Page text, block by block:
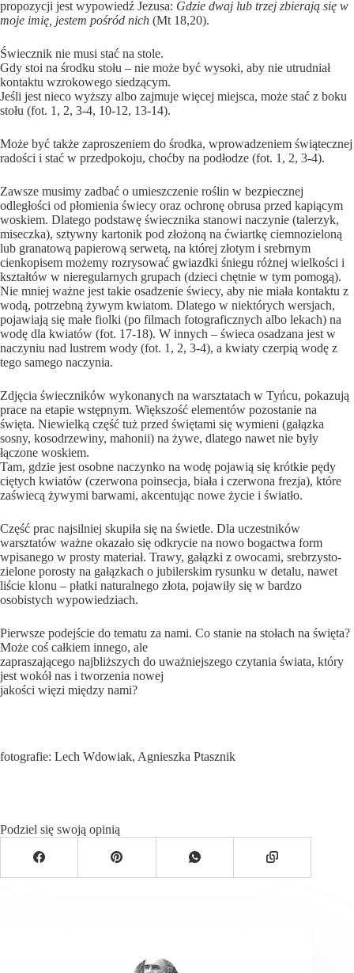
propozycji jest wypowiedź Jezusa: Gdzie dwaj lub trzej zbierają się w
moje imię, jestem pośród nich (Mt 18,20).
Świecznik nie musi stać na stole.
Gdy stoi na środku stołu – nie może być wysoki, aby nie utrudniał
kontaktu wzrokowego siedzącym.
Jeśli jest nieco wyższy albo zajmuje więcej miejsca, może stać z boku
stołu (fot. 1, 2, 3-4, 10-12, 13-14).
Może być także zaproszeniem do środka, wprowadzeniem świątecznej
radości i stać w przedpokoju, choćby na podłodze (fot. 1, 2, 3-4).
Zawsze musimy zadbać o umieszczenie roślin w bezpiecznej
odległości od płomienia świecy oraz ochronę obrusa przed kapiącym
woskiem. Dlatego podstawę świecznika stanowi naczynie (talerzyk,
miseczka), sztywny kartonik pod złożoną na ćwiartkę ciemnozieloną
lub granatową papierową serwetą, na której złotym i srebrnym
cienkopisem możemy rozrysować gwiazdki śniegu różnej wielkości i
kształtów w nieregularnych grupach (dzieci chętnie w tym pomogą).
Nie mniej ważne jest takie osadzenie świecy, aby nie miała kontaktu z
wodą, potrzebną żywym kwiatom. Dlatego w niektórych wersjach,
pojawiają się małe fiolki (po filmach fotograficznych albo lekach) na
wodę dla kwiatów (fot. 17-18). W innych – świeca osadzana jest w
naczyniu nad lustrem wody (fot. 1, 2, 3-4), a kwiaty czerpią wodę z
tego samego naczynia.
Zdjęcia świeczników wykonanych na warsztatach w Tyńcu, pokazują
prace na etapie wstępnym. Większość elementów pozostanie na
święta. Niewielką część tuż przed świętami się wymieni (gałązka
sosny, kosodrzewiny, mahonii) na żywe, dlatego nawet nie były
łączone woskiem.
Tam, gdzie jest osobne naczynko na wodę pojawią się krótkie pędy
ciętych kwiatów (czerwona poinsecja, biała i czerwona frezja), które
zaświecą żywymi barwami, akcentując nowe życie i światło.
Część prac najsilniej skupiła się na świetle. Dla uczestników
warsztatów ważne okazało się odkrycie na nowo bogactwa form
wpisanego w prosty materiał. Trawy, gałązki z owocami, srebrzysto-
zielone porosty na gałązkach o jubilerskim rysunku w detalu, nawet
liście klonu – płatki naturalnego złota, pojawiły się w bardzo
osobistych wypowiedziach.
Pierwsze podejście do tematu za nami. Co stanie na stołach na święta?
Może coś całkiem innego, ale
zapraszającego najbliższych do uważniejszego czytania świata, który
jest wokół nas i tworzenia nowej
jakości więzi między nami?
fotografie: Lech Wdowiak, Agnieszka Ptasznik
Podziel się swoją opinią